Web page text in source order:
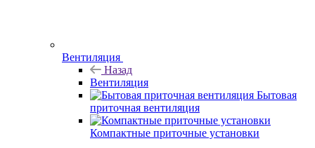
Вентиляция
Назад
Вентиляция
Бытовая
приточная вентиляция
Компактные приточные установки